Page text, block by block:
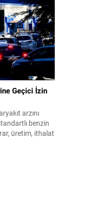
vazife
anne ve
net asgari
bağlanıyor....
Geçici İzin
arzını
benzin
üretim, ithalat